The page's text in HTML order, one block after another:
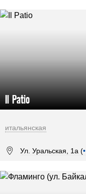
Il Patio
итальянская
Ул. Уральская, 1а (•